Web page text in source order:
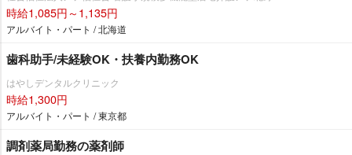
時給1,085円～1,135円
アルバイト・パート / 北海道
歯科助手/未経験OK・扶養内勤務OK
はやしデンタルクリニック
時給1,300円
アルバイト・パート / 東京都
調剤薬局勤務の薬剤師